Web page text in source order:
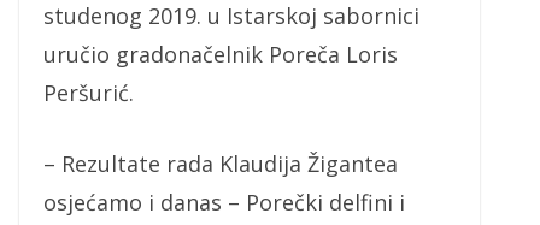
studenog 2019. u Istarskoj sabornici
uručio gradonačelnik Poreča Loris
Peršurić.
– Rezultate rada Klaudija Žigantea
osjećamo i danas – Porečki delfini i